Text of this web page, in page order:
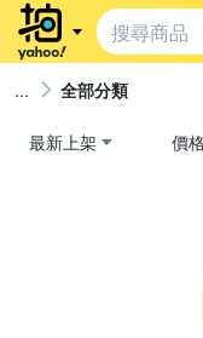
全部分類
最新上架 價